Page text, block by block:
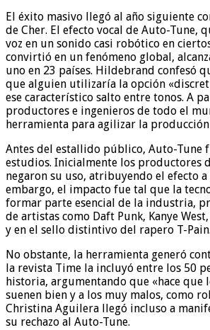
El éxito masivo llegó al año siguiente
de Cher. El efecto vocal de Auto-Tune,
voz en un sonido casi robótico en
convirtió en un fenómeno global,
uno en 23 países. Hildebrand confesó
que alguien utilizaría la opción
ese característico salto entre tonos. A
productores e ingenieros de todo el
herramienta para agilizar la
Antes del estallido público, Auto-Tune
estudios. Inicialmente los productores
negaron su uso, atribuyendo el efecto a
embargo, el impacto fue tal que la
formar parte esencial de la industria,
de artistas como Daft Punk, Kanye
y en el sello distintivo del rapero T-Pain.
No obstante, la herramienta generó
la revista Time la incluyó entre los 50
historia, argumentando que «hace que
suenen bien y a los muy malos, como
Christina Aguilera llegó incluso a
su rechazo al Auto-Tune.